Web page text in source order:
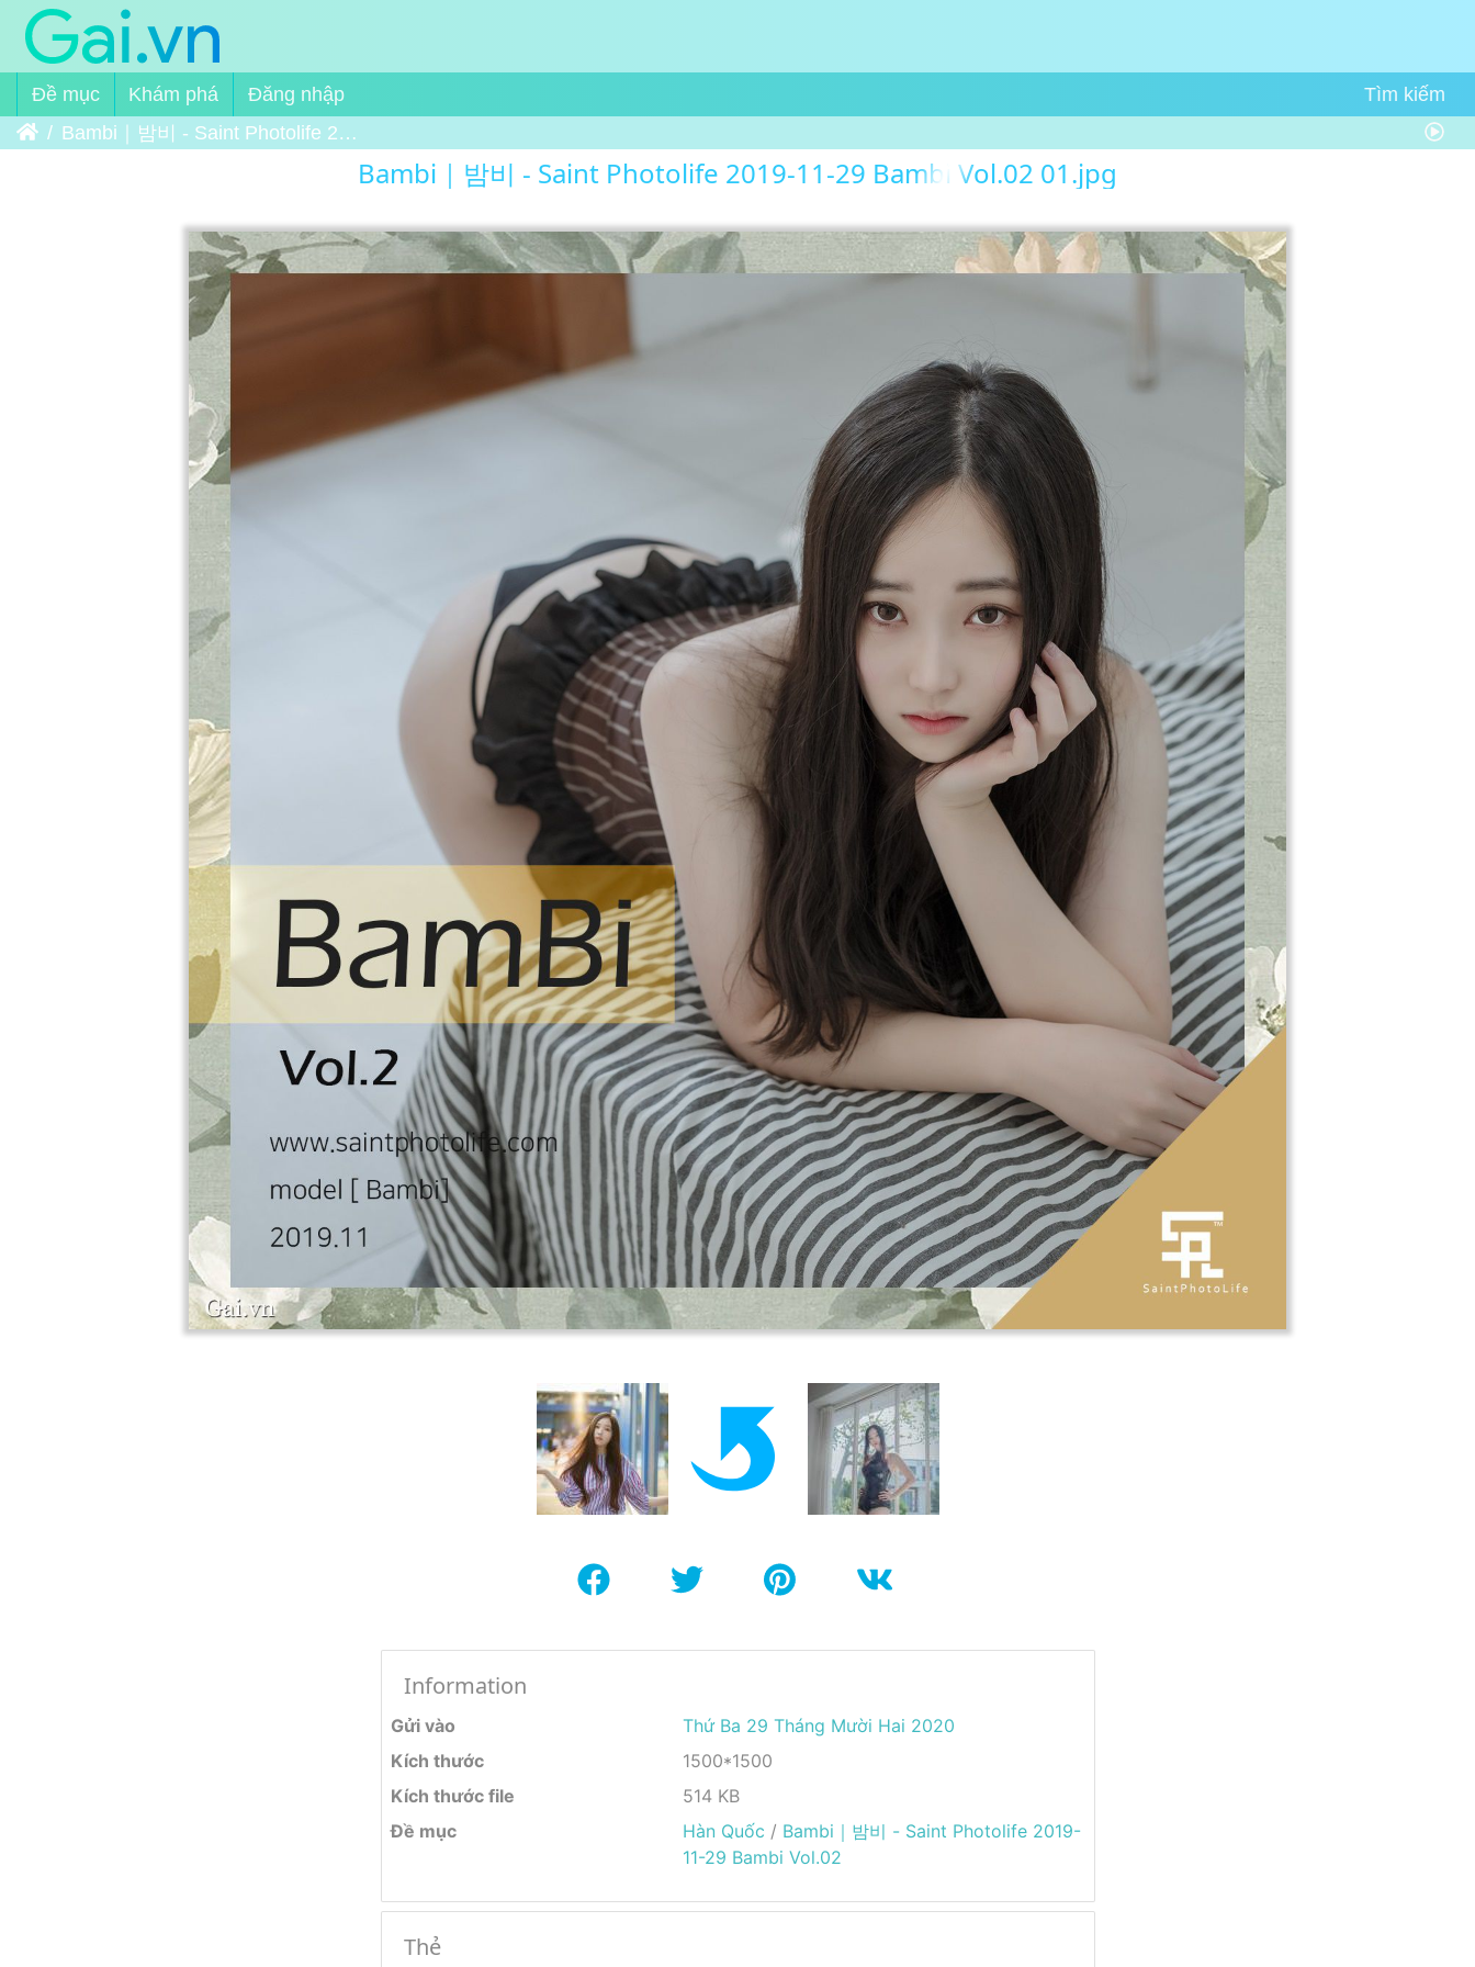
Đề mục Khám phá
Đăng nhập
Trang chủBambi｜밤비 - Saint Photolife 2019-11-29 Bambi Vol.02 01
Bambi｜밤비 - Saint Photolife 2019-11-29 Bambi Vol.02 01.jpg
Information
Gửi vào
Thứ Ba 29 Tháng Mười Hai 2020
Kích thước
1500*1500
Kích thước file
514 KB
Đề mục
Hàn Quốc / Bambi｜밤비 - Saint Photolife 2019-
11-29 Bambi Vol.02
Thẻ